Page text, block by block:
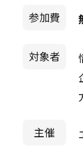
参加費
対象者
主催